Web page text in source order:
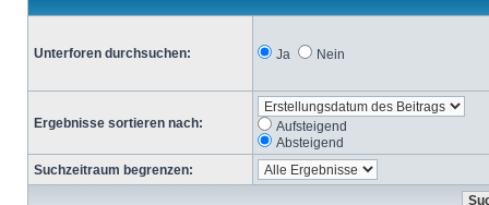
Unterforen durchsuchen: Ja Nein
Ergebnisse sortieren nach:
Aufsteigend
Absteigend
Suchzeitraum begrenzen: